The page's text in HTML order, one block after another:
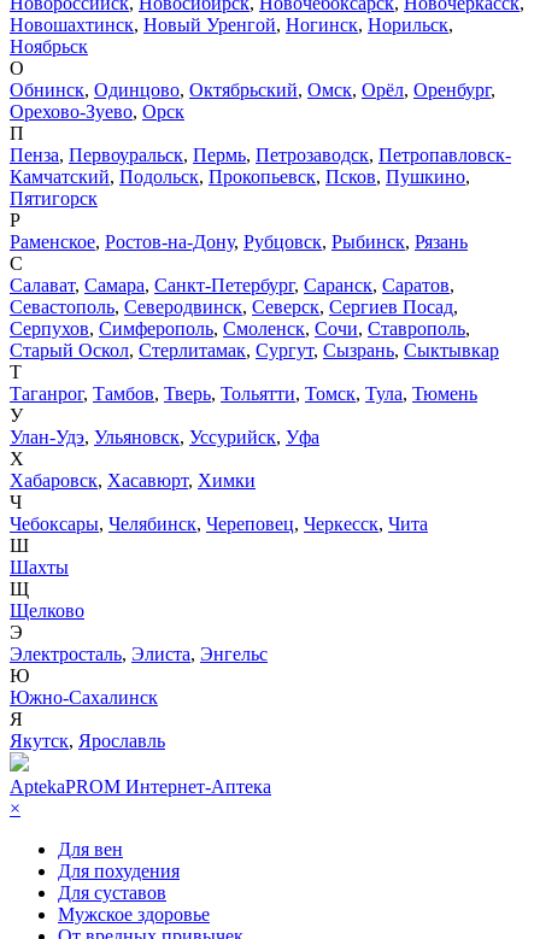
Новошахтинск, Новый Уренгой, Ногинск, Норильск,
Ноябрьск
О
Обнинск, Одинцово, Октябрьский, Омск, Орёл, Оренбург,
Орехово-Зуево, Орск
П
Пенза, Первоуральск, Пермь, Петрозаводск, Петропавловск-
Камчатский, Подольск, Прокопьевск, Псков, Пушкино,
Пятигорск
Р
Раменское, Ростов-на-Дону, Рубцовск, Рыбинск, Рязань
С
Салават, Самара, Санкт-Петербург, Саранск, Саратов,
Севастополь, Северодвинск, Северск, Сергиев Посад,
Серпухов, Симферополь, Смоленск, Сочи, Ставрополь,
Старый Оскол, Стерлитамак, Сургут, Сызрань, Сыктывкар
Т
Таганрог, Тамбов, Тверь, Тольятти, Томск, Тула, Тюмень
У
Улан-Удэ, Ульяновск, Уссурийск, Уфа
Х
Хабаровск, Хасавюрт, Химки
Ч
Чебоксары, Челябинск, Череповец, Черкесск, Чита
Ш
Шахты
Щ
Щелково
Э
Электросталь, Элиста, Энгельс
Ю
Южно-Сахалинск
Я
Якутск, Ярославль
AptekaPROM Интернет-Аптека
×
Для вен
Для похудения
Для суставов
Мужское здоровье